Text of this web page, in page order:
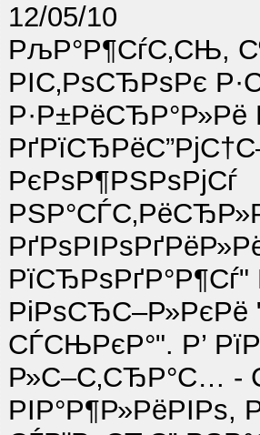
12/05/10
РљР°Р¶СѓС‚СЊ,
РІС‚РѕСЂРѕРє
Р·Р±РёСЂР°Р»Рё
РєРѕР¶РЅРѕРјСѓ
РіРѕСЂС–Р»РєРё
СЃСЊРєР°". Р’
Р»С–С‚СЂР°С… -
РІР°Р¶Р»РёРІРѕ,